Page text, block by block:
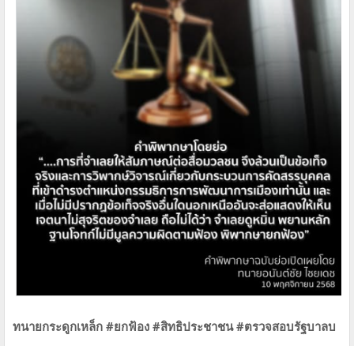
ทนายกระดูกเหล็ก #ยกฟ้อง #สิทธิประชาชน #ตรวจสอบรัฐบาลบ